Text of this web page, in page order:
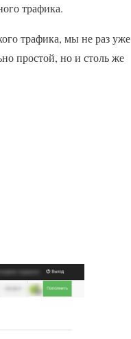
трафика.
трафика, мы не раз уже
простой, но и столь же